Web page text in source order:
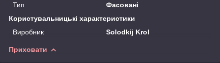
Тип
Фасовані
Користувальницькі характеристики
Виробник
Solodkij Krol
Приховати